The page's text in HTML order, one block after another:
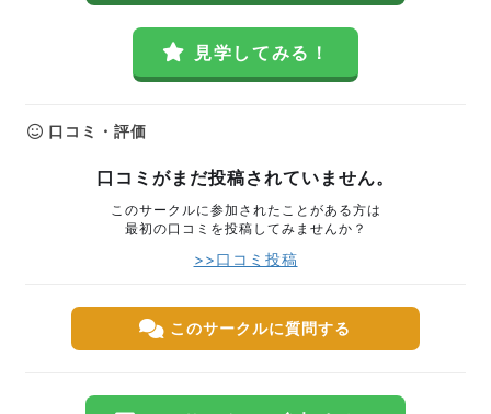
見学してみる！
口コミ・評価
口コミがまだ投稿されていません。
このサークルに参加されたことがある方は
最初の口コミを投稿してみませんか？
>>口コミ投稿
このサークルに質問する